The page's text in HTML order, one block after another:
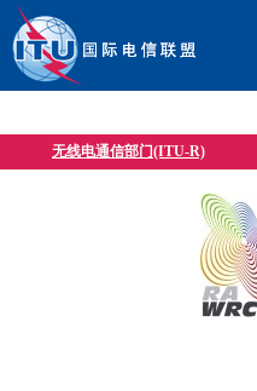
无线电通信部门(ITU-R)